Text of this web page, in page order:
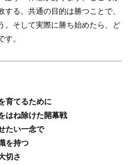
る。共通の目的は勝つことで、
。そして実際に勝ち始めたら、ど
。
育てるために
はね除けた開幕戦
たい一念で
を持つ
切さ